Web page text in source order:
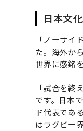
日本文
「ノーサ
た。海外か
世界に感銘
「試合を
です。日本
ド代表であ
はラグビー